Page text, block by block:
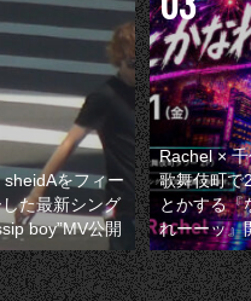
sheidAをフィー
た最新シング
boy”MV公開
Rachel ×
歌舞伎町で
とかする『
れーーッ』